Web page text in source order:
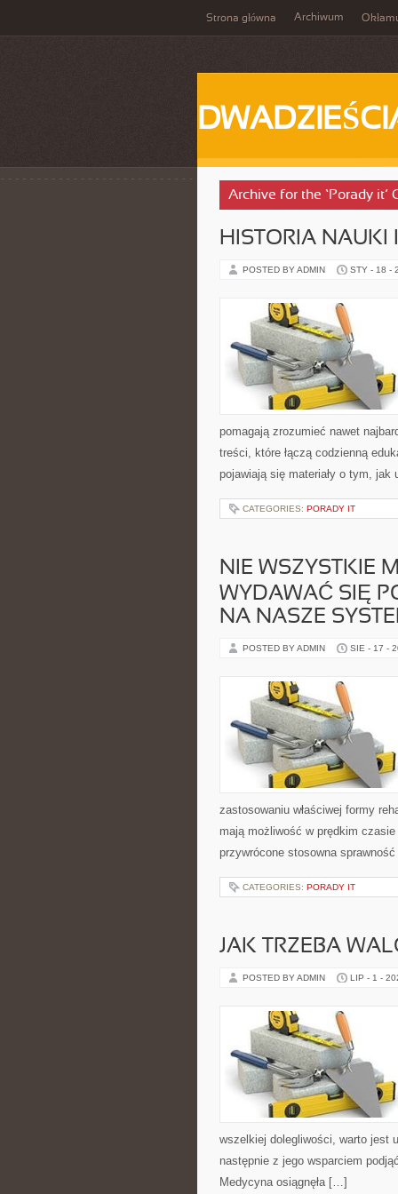
Strona główna Archiwum
Archive for the ‘Porady it’
HISTORIA NAUKI
POSTED BY ADMIN STY - 18 -
pomagają zrozumieć nawet
treści, które łączą codzienną
pojawiają się materiały o tym,
CATEGORIES: PORADY IT
NIE WSZYSTKIE
WYDAWAĆ SIĘ
NA NASZE
POSTED BY ADMIN SIE - 17 -
zastosowaniu właściwej formy
mają możliwość w prędkim
przywrócone stosowna
CATEGORIES: PORADY IT
JAK TRZEBA
POSTED BY ADMIN LIP - 1 -
wszelkiej dolegliwości, warto jest
następnie z jego wsparciem
Medycyna osiągnęła […]